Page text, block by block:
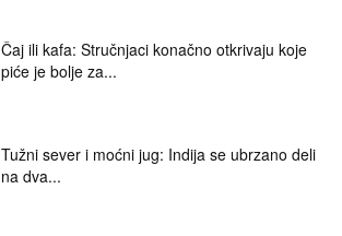
Čaj ili kafa: Stručnjaci konačno otkrivaju koje
piće je bolje za...
Tužni sever i moćni jug: Indija se ubrzano deli
na dva...